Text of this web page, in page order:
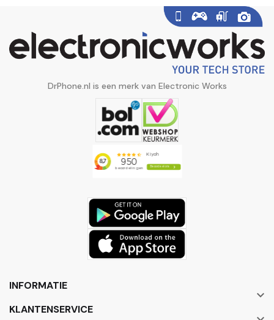
DrPhone.nl is een merk van Electronic Works
INFORMATIE

KLANTENSERVICE